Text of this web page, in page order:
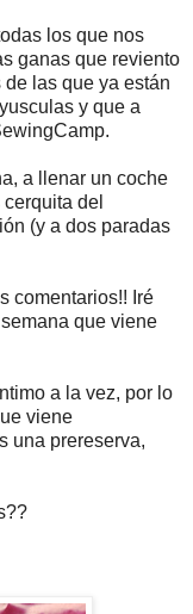
los que nos
ganas que reviento
las que ya están
y que a
a llenar un coche
del
(y a dos paradas
comentarios!! Iré
que viene
a la vez, por lo
viene
una prereserva,